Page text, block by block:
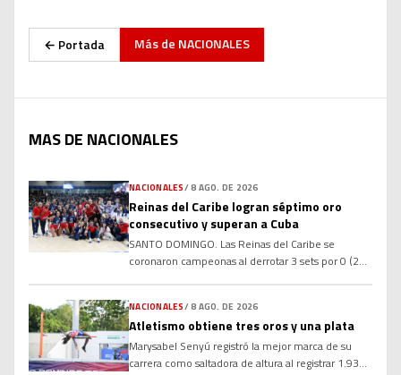
← Portada Más de NACIONALES
MAS DE NACIONALES
NACIONALES/8 AGO. DE 2026
Reinas del Caribe logran séptimo oro
consecutivo y superan a Cuba
SANTO DOMINGO. Las Reinas del Caribe se
coronaron campeonas al derrotar 3 sets por 0 (25-
Juegos Centroamericanos y del Caribe Santo
Domingo 2026. Con el oro, el sexteto criollo
extendió a siete su cadena de títulos consecutivos
[…]
NACIONALES/8 AGO. DE 2026
Atletismo obtiene tres oros y una plata
Marysabel Senyú registró la mejor marca de su
carrera como saltadora de altura al registrar 1.93